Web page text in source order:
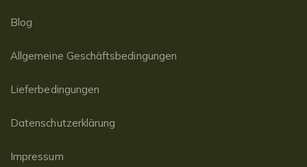
Blog
Allgemeine Geschäftsbedingungen
Lieferbedingungen
Datenschutzerklärung
Impressum